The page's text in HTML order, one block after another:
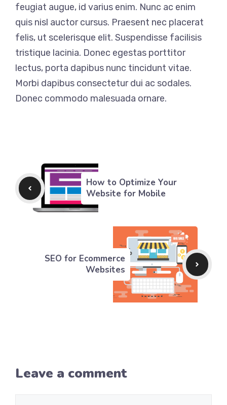
feugiat augue, id varius enim. Nunc ac enim
quis nisl auctor cursus. Praesent nec placerat
felis, ut scelerisque elit. Suspendisse facilisis
tristique lacinia. Donec egestas porttitor
lectus, porta dapibus nunc tincidunt vitae.
Morbi dapibus consectetur dui ac sodales.
Donec commodo malesuada ornare.
How to Optimize Your
Website for Mobile
SEO for Ecommerce
Websites
Leave a comment